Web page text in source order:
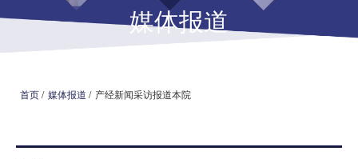
セルゲル法について
脊柱菅狭窄症の治療法
椎間板ヘルニアの治療法
媒体报道
首页/ 媒体报道 / 产经新闻采访报道本院